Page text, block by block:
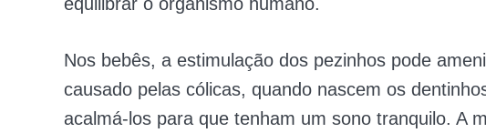
Nos bebês, a estimulação dos pezinhos pode
causado pelas cólicas, quando nascem os
acalmá-los para que tenham um sono tranquilo. A